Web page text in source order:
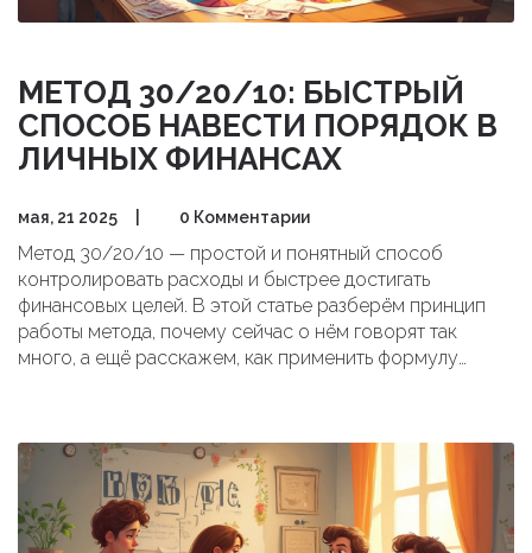
МЕТОД 30/20/10: БЫСТРЫЙ
СПОСОБ НАВЕСТИ ПОРЯДОК В
ЛИЧНЫХ ФИНАНСАХ
мая, 21 2025 0 Комментарии
Метод 30/20/10 — простой и понятный способ
контролировать расходы и быстрее достигать
финансовых целей. В этой статье разберём принцип
работы метода, почему сейчас о нём говорят так
много, а ещё расскажем, как применить формулу
шокирующей распечатки из банка. Получишь советы,
которые можно внедрить уже сегодня.